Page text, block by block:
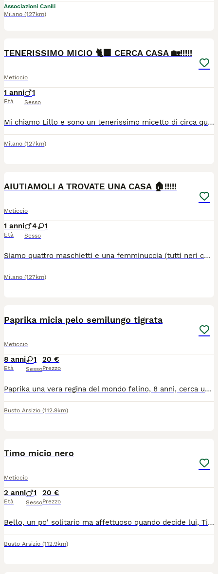
Associazioni Canili
Milano (127km)
TENERISSIMO MICIO 🐈‍⬛ CERCA CASA 🏡!!!!!
Meticcio
1 anni
Età
1
Sesso
Mi chiamo Lillo e sono un tenerissimo micetto di circa quattro mesi in cerca di una famiglia che mi ami, io ricambierò con tante fusa e tanto tantissimo amore Attualmente vivo in Calabria ma posso raggiungere tutta Italia, i viaggi non mi spaventano Per maggiori informazioni contattare CHETI al n. 3290952932 (meglio whatsapp)
Milano (127km)
AIUTIAMOLI A TROVATE UNA CASA 🏠!!!!!
Meticcio
1 anni
Età
4 1
Sesso
Siamo quattro maschietti e una femminuccia (tutti neri con riflessi marroni) di circa due mesi e mezzo in cerca di adozione. ...aiutami a trovargli una casa Per maggiori informazioni contattare CHETI al n. 3290952932 (meglio whatcann)
Milano (127km)
Paprika micia pelo semilungo tigrata
Meticcio
8 anni
Età
1
Sesso
20 €
Prezzo
Paprika una vera regina del mondo felino, 8 anni, cerca una nuova casa per problemi di regole abitative. Carattere forte, territoriale, è una vera padrona di casa. Bella e forte decide quando e da chi farsi coccolare. Adatta a persone con un po' di esperienza, meglio no bambini, è la micia perfetta per chi ama la presenza di un pelosino amante del calduccio, della casa ma con uno spirito indipendente. Sana, vaccinata, da sterilizzare. Per info msg whatsapp al nr 39 338 750 7118. Verrete richiamati.
Busto Arsizio (112.9km)
Timo micio nero
Meticcio
2 anni
Età
1
Sesso
20 €
Prezzo
Bello, un po' solitario ma affettuoso quando decide lui, Timo é un bellissimo micio nero di due anni. Per problemi di regole abitative cerca una nuova famiglia che lo accolga per proseguire la sua vita in serenità e piena di amore. Vivace e giocherellone riempirà la nuova casa di allegria... Non adatto a persone inesperte, cerchiamo per lui veri amanti dei gatti che sapranno concedergli un po' di tempo per adattarsi e potersi fidare incondizionatamente... Castrato e vaccinato per info msg whatsapp al numero 3387507118 verrete richiamati.
Busto Arsizio (112.9km)